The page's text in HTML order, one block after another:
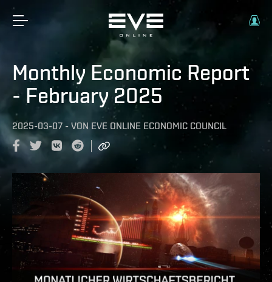
Monthly Economic Report
- February 2025
2025-03-07 - VON EVE ONLINE ECONOMIC COUNCIL